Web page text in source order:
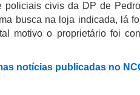
policiais civis da DP de
busca na loja indicada, lá
motivo o proprietário foi
notícias publicadas no